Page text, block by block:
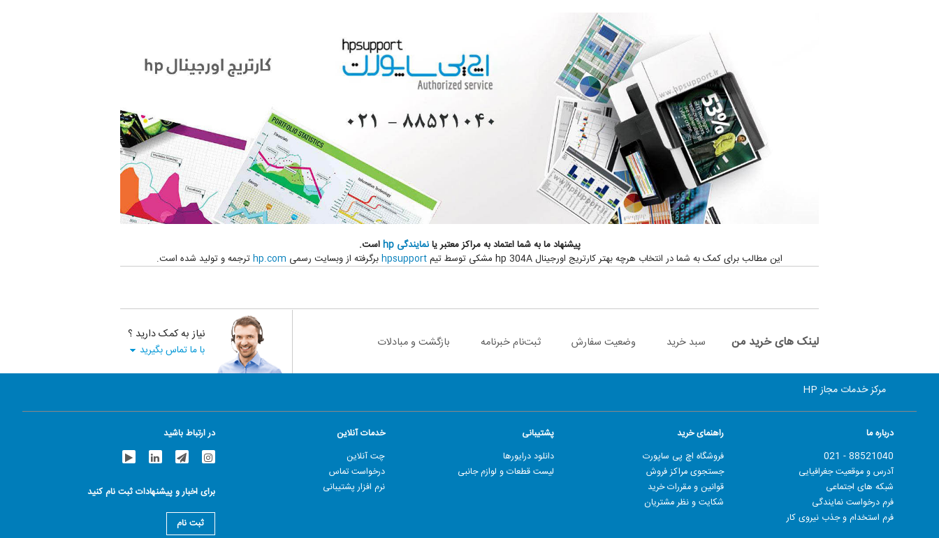
پیشنهاد ما به شما اعتماد به مراکز معتبر یانمایندگی hp
است.
این مطالب برای کمک به شما در انتخاب هرچه بهتر کارتریج اورجینال hp 304A مشکی توسط تیم
hpsupportبرگرفته از وبسایت رسمی hp.comترجمه و تولید شده است.
لینک های خرید من سبد خرید وضعیت سفارش ثبت‌نام خبرنامه بازگشت و مبادلات نیاز به کمک دارید ؟
با ما تماس بگیرید
مرکز خدمات مجاز HP
درباره ما
88521040 - 021
آدرس و موقعیت جغرافیایی
شبکه های اجتماعی
فرم درخواست نمایندگی
فرم استخدام و جذب نیروی کار
راهنمای خرید
فروشگاه اچ پی ساپورت
جستجوی مراکز فروش
قوانین و مقررات خرید
شکایت و نظر مشتریان
پشتیبانی
دانلود درایورها
لیست قطعات و لوازم جانبی
خدمات آنلاین
چت آنلاین
درخواست تماس
نرم افزار پشتیبانی
در ارتباط باشید
برای اخبار و پیشنهادات ثبت نام کنید
ثبت نام